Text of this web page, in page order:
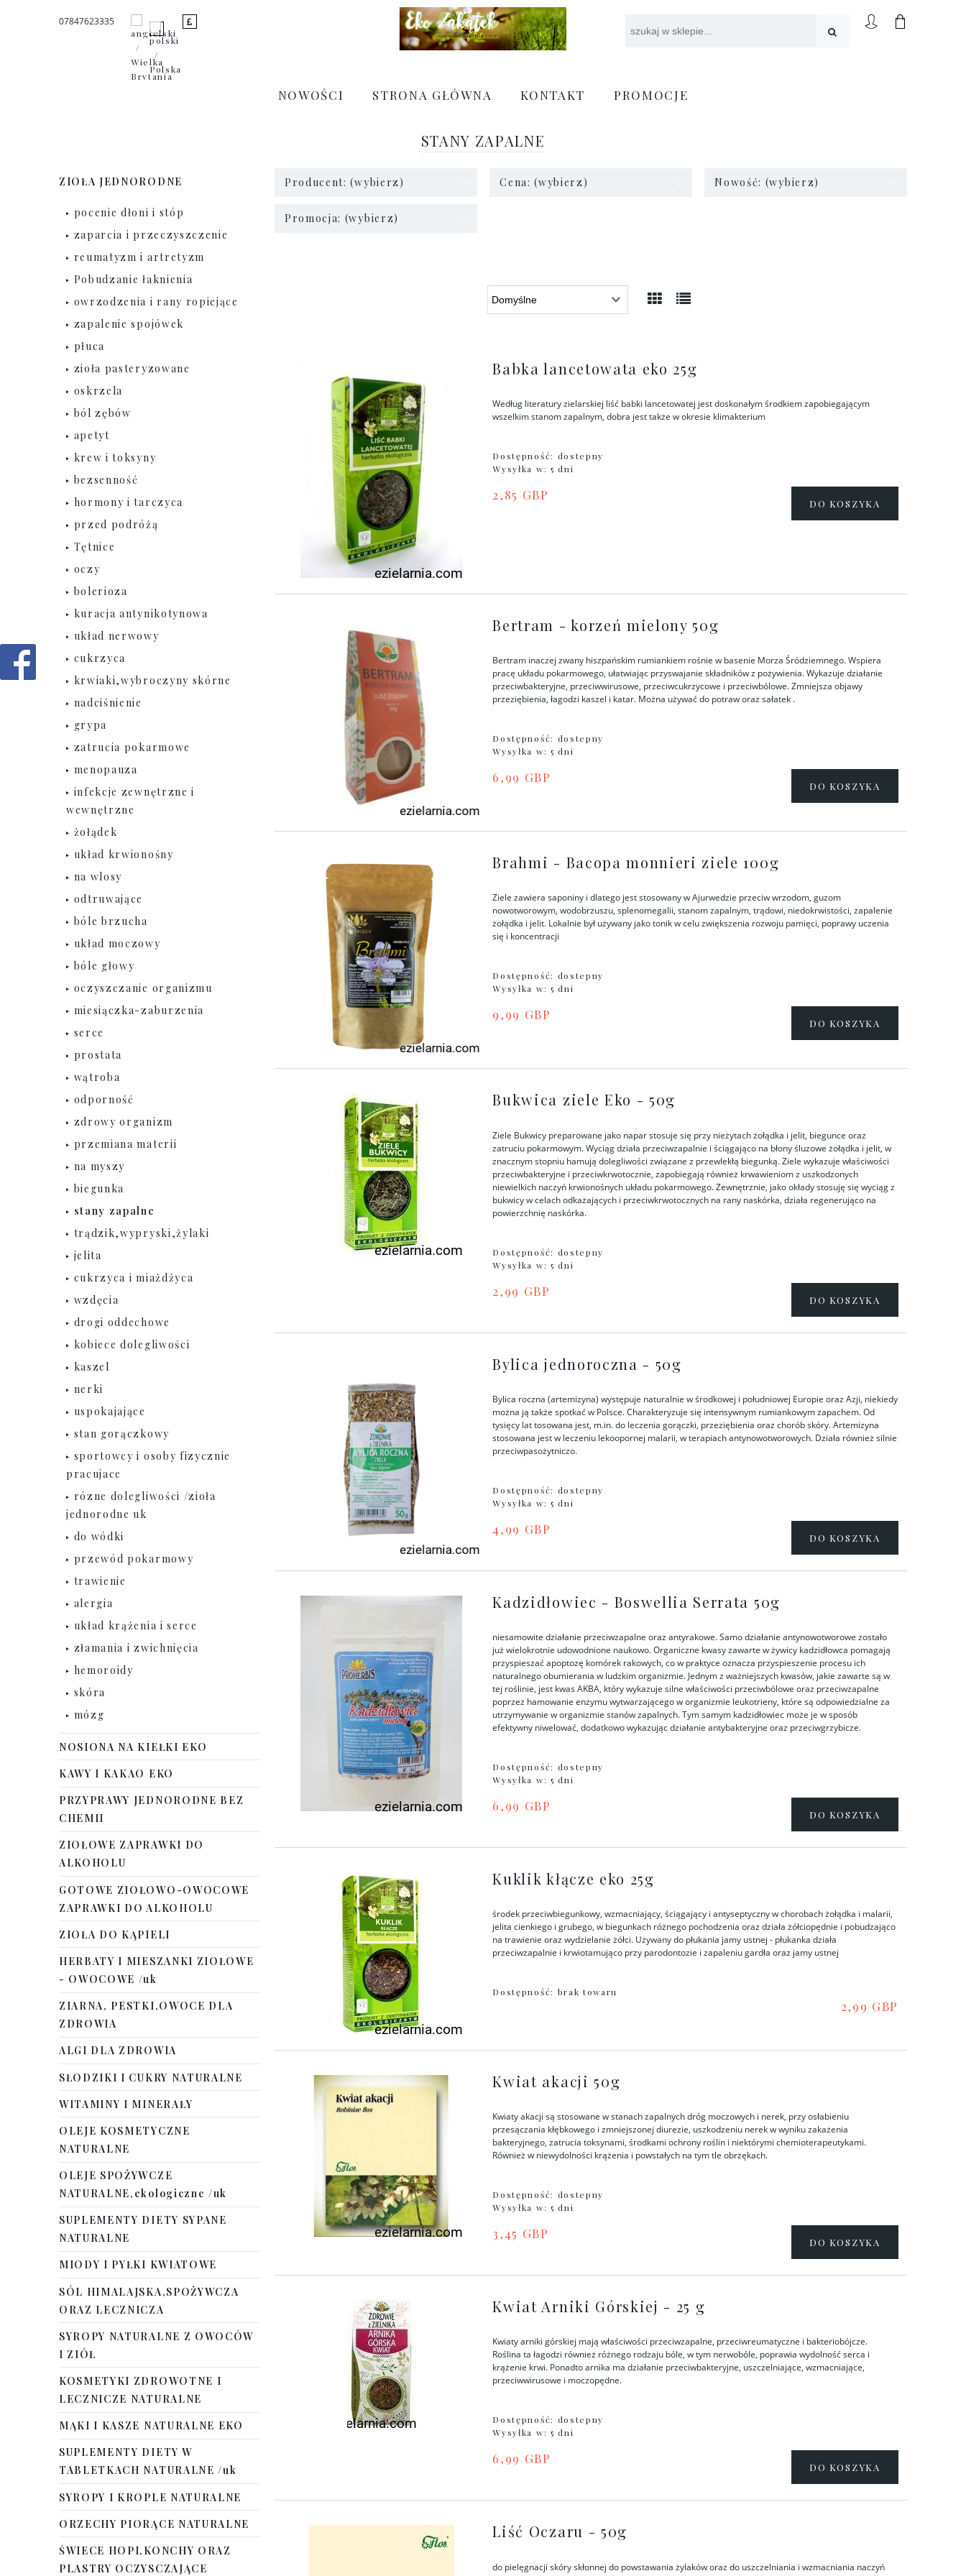
07847623335
NOWOŚCI STRONA GŁÓWNA KONTAKT PROMOCJE
STANY ZAPALNE
ZIOŁA JEDNORODNE
pocenie dłoni i stóp
zaparcia i przeczyszczenie
reumatyzm i artretyzm
Pobudzanie łaknienia
owrzodzenia i rany ropiejące
zapalenie spojówek
płuca
zioła pasteryzowane
oskrzela
ból zębów
apetyt
krew i toksyny
bezsenność
hormony i tarczyca
przed podróżą
Tętnice
oczy
bolerioza
kuracja antynikotynowa
układ nerwowy
cukrzyca
krwiaki,wybroczyny skórne
nadciśnienie
grypa
zatrucia pokarmowe
menopauza
infekcje zewnętrzne i
wewnętrzne
żołądek
układ krwionośny
na wlosy
odtruwające
bóle brzucha
układ moczowy
bóle głowy
oczyszczanie organizmu
miesiączka-zaburzenia
serce
prostata
wątroba
odporność
zdrowy organizm
przemiana materii
na myszy
biegunka
stany zapalne
trądzik,wypryski,żylaki
jelita
cukrzyca i miażdżyca
wzdęcia
drogi oddechowe
kobiece dolegliwości
kaszel
nerki
uspokajające
stan gorączkowy
sportowcy i osoby fizycznie
pracujace
rózne dolegliwości /zioła
jednorodne uk
do wódki
przewód pokarmowy
trawienie
alergia
układ krążenia i serce
złamania i zwichnięcia
hemoroidy
skóra
mózg
NOSIONA NA KIEŁKI EKO
KAWY I KAKAO EKO
PRZYPRAWY JEDNORODNE BEZ
CHEMII
ZIOŁOWE ZAPRAWKI DO
ALKOHOLU
GOTOWE ZIOŁOWO-OWOCOWE
ZAPRAWKI DO ALKOHOLU
ZIOŁA DO KĄPIELI
HERBATY I MIESZANKI ZIOŁOWE
- OWOCOWE /uk
ZIARNA, PESTKI,OWOCE DLA
ZDROWIA
ALGI DLA ZDROWIA
SŁODZIKI I CUKRY NATURALNE
WITAMINY I MINERAŁY
OLEJE KOSMETYCZNE
NATURALNE
OLEJE SPOŻYWCZE
NATURALNE,ekologiczne /uk
SUPLEMENTY DIETY SYPANE
NATURALNE
MIODY I PYŁKI KWIATOWE
SÓL HIMALAJSKA,SPOŻYWCZA
ORAZ LECZNICZA
SYROPY NATURALNE Z OWOCÓW
I ZIÓŁ
KOSMETYKI ZDROWOTNE I
LECZNICZE NATURALNE
MĄKI I KASZE NATURALNE EKO
SUPLEMENTY DIETY W
TABLETKACH NATURALNE /uk
SYROPY I KROPLE NATURALNE
ORZECHY PIORĄCE NATURALNE
ŚWIECE HOPI,KONCHY ORAZ
PLASTRY OCZYSCZAJĄCE
Producent: (wybierz) Cena: (wybierz) Nowość: (wybierz)
Promocja: (wybierz)
Babka lancetowata eko 25g
Według literatury zielarskiej liść babki lancetowatej jest doskonałym środkiem zapobiegającym
wszelkim stanom zapalnym, dobra jest także w okresie klimakterium
Dostępność: dostepny
Wysyłka w: 5 dni
2,85 GBP
DO KOSZYKA
Bertram - korzeń mielony 50g
Bertram inaczej zwany hiszpańskim rumiankiem rośnie w basenie Morza Śródziemnego. Wspiera
pracę układu pokarmowego, ułatwiając przyswajanie składników z pożywienia. Wykazuje działanie
przeciwbakteryjne, przeciwwirusowe, przeciwcukrzycowe i przeciwbólowe. Zmniejsza objawy
przeziębienia, łagodzi kaszel i katar. Można używać do potraw oraz sałatek .
Dostępność: dostepny
Wysyłka w: 5 dni
6,99 GBP
DO KOSZYKA
Brahmi - Bacopa monnieri ziele 100g
Ziele zawiera saponiny i dlatego jest stosowany w Ajurwedzie przeciw wrzodom, guzom
nowotworowym, wodobrzuszu, splenomegalii, stanom zapalnym, trądowi, niedokrwistości, zapalenie
żołądka i jelit. Lokalnie był używany jako tonik w celu zwiększenia rozwoju pamięci, poprawy uczenia
się i koncentracji
Dostępność: dostepny
Wysyłka w: 5 dni
9,99 GBP
DO KOSZYKA
Bukwica ziele Eko - 50g
Ziele Bukwicy preparowane jako napar stosuje się przy nieżytach żołądka i jelit, biegunce oraz
zatruciu pokarmowym. Wyciąg działa przeciwzapalnie i ściągająco na błony śluzowe żołądka i jelit, w
znacznym stopniu hamują dolegliwości związane z przewlekłą biegunką. Ziele wykazuje właściwości
przeciwbakteryjne i przeciwkrwotocznie, zapobiegają również krwawieniom z uszkodzonych
niewielkich naczyń krwionośnych układu pokarmowego. Zewnętrznie, jako okłady stosuję się wyciąg z
bukwicy w celach odkażających i przeciwkrwotocznych na rany naskórka, działa regenerująco na
powierzchnię naskórka.
Dostępność: dostepny
Wysyłka w: 5 dni
2,99 GBP
DO KOSZYKA
Bylica jednoroczna - 50g
Bylica roczna (artemizyna) występuje naturalnie w środkowej i południowej Europie oraz Azji, niekiedy
można ją także spotkać w Polsce. Charakteryzuje się intensywnym rumiankowym zapachem. Od
tysięcy lat tosowana jest, m.in. do leczenia gorączki, przeziębienia oraz chorób skóry. Artemizyna
stosowana jest w leczeniu lekoopornej malarii, w terapiach antynowotworowych. Działa również silnie
przeciwpasożytniczo.
Dostępność: dostepny
Wysyłka w: 5 dni
4,99 GBP
DO KOSZYKA
Kadzidłowiec - Boswellia Serrata 50g
niesamowite działanie przeciwzapalne oraz antyrakowe. Samo działanie antynowotworowe zostało
już wielokrotnie udowodnione naukowo. Organiczne kwasy zawarte w żywicy kadzidłowca pomagają
przyspieszać apoptozę komórek rakowych, co w praktyce oznacza przyspieszenie procesu ich
naturalnego obumierania w ludzkim organizmie. Jednym z ważniejszych kwasów, jakie zawarte są w
tej roślinie, jest kwas AKBA, który wykazuje silne właściwości przeciwbólowe oraz przeciwzapalne
poprzez hamowanie enzymu wytwarzającego w organizmie leukotrieny, które są odpowiedzialne za
utrzymywanie w organizmie stanów zapalnych. Tym samym kadzidłowiec może je w sposób
efektywny niwelować, dodatkowo wykazując działanie antybakteryjne oraz przeciwgrzybicze.
Dostępność: dostepny
Wysyłka w: 5 dni
6,99 GBP
DO KOSZYKA
Kuklik kłącze eko 25g
środek przeciwbiegunkowy, wzmacniający, ściągający i antyseptyczny w chorobach żołądka i malarii,
jelita cienkiego i grubego, w biegunkach różnego pochodzenia oraz działa żółciopędnie i pobudzająco
na trawienie oraz wydzielanie żółci. Używany do płukania jamy ustnej - płukanka działa
przeciwzapalnie i krwiotamująco przy parodontozie i zapaleniu gardła oraz jamy ustnej
Dostępność: brak towaru
2,99 GBP
Kwiat akacji 50g
Kwiaty akacji są stosowane w stanach zapalnych dróg moczowych i nerek, przy osłabieniu
przesączania kłębkowego i zmniejszonej diurezie, uszkodzeniu nerek w wyniku zakażenia
bakteryjnego, zatrucia toksynami, środkami ochrony roślin i niektórymi chemioterapeutykami.
Również w niewydolności krążenia i powstałych na tym tle obrzękach.
Dostępność: dostepny
Wysyłka w: 5 dni
3,45 GBP
DO KOSZYKA
Kwiat Arniki Górskiej - 25 g
Kwiaty arniki górskiej mają właściwości przeciwzapalne, przeciwreumatyczne i bakteriobójcze.
Roślina ta łagodzi również różnego rodzaju bóle, w tym nerwobóle, poprawia wydolność serca i
krążenie krwi. Ponadto arnika ma działanie przeciwbakteryjne, uszczelniające, wzmacniające,
przeciwwirusowe i moczopędne.
Dostępność: dostepny
Wysyłka w: 5 dni
6,99 GBP
DO KOSZYKA
Liść Oczaru - 50g
do pielęgnacji skóry skłonnej do powstawania żylaków oraz do uszczelniania i wzmacniania naczyń